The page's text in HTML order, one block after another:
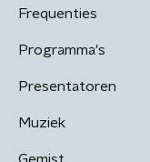
Frequenties
Programma's
Presentatoren
Muziek
Gemist